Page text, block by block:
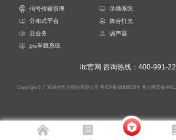
信号传输管理
录播系统
分布式平台
舞台灯光
云会务
扬声器
pis车载系统
itc官网 咨询热线：400-991-
Copyright © 广东保伦电子股份有限公司 粤ICP备16106620号 粤公网安备